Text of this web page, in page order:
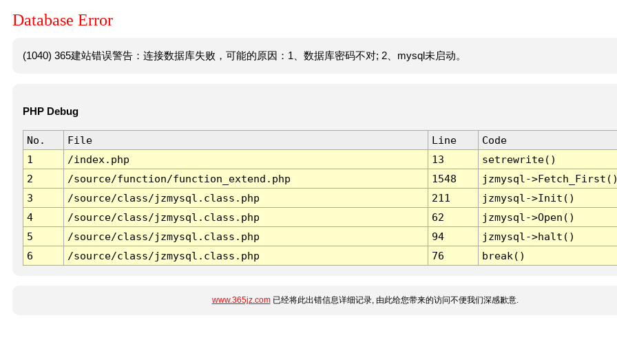
Database Error
(1040) 365建站错误警告：连接数据库失败，可能的原因：1、数据库密码不对; 2、mysql未启动。
PHP Debug
No. File Line
Code
1
/index.php 13
setrewrite()
2
/source/function/function_extend.php 1548
jzmysql-
3
/source/class/jzmysql.class.php 211
jzmysql->Init()
4
/source/class/jzmysql.class.php 62
jzmysql->Open()
5
/source/class/jzmysql.class.php 94
jzmysql->halt()
6
/source/class/jzmysql.class.php 76 break()
www.365jz.com已经将此出错信息详细记录, 由此给您带来的访问不便我们深感歉意.